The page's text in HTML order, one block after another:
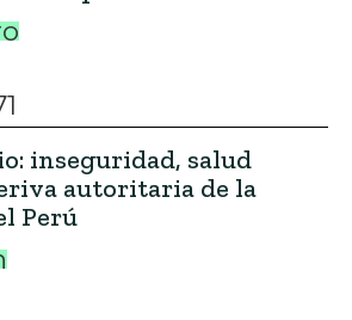
inseguridad, salud
autoritaria de la
Perú